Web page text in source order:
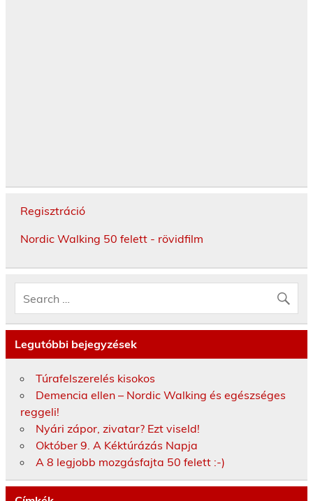
Regisztráció
Nordic Walking 50 felett - rövidfilm
Legutóbbi bejegyzések
Túrafelszerelés kisokos
Demencia ellen – Nordic Walking és egészséges
reggeli!
Nyári zápor, zivatar? Ezt viseld!
Október 9. A Kéktúrázás Napja
A 8 legjobb mozgásfajta 50 felett :-)